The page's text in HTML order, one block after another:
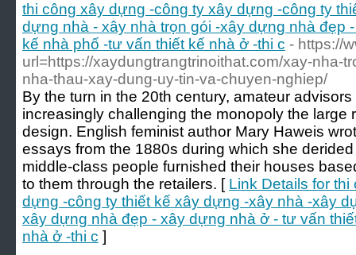
thi công xây dựng -công ty xây dựng -công ty
dựng nhà - xây nhà trọn gói -xây dựng nhà đẹp
kế nhà phố -tư vấn thiết kế nhà ở -thi c - https://
url=https://xaydungtrangtrinoithat.com/xay-nha-
nha-thau-xay-dung-uy-tin-va-chuyen-nghiep/
By the turn in the 20th century, amateur
increasingly challenging the monopoly the large
design. English feminist author Mary Haweis
essays from the 1880s during which she
middle-class people furnished their houses
to them through the retailers. [ Link Details for
dựng -công ty thiết kế xây dựng -xây nhà -xây
xây dựng nhà đẹp - xây dựng nhà ở - tư vấn
nhà ở -thi c ]